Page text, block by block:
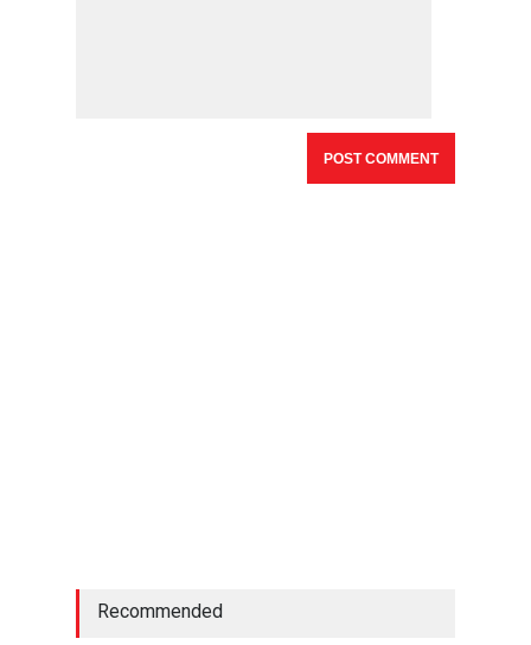
Recommended